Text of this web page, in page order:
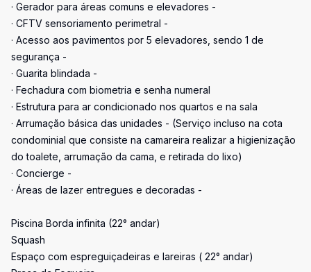
· Gerador para áreas comuns e elevadores -
· CFTV sensoriamento perimetral -
· Acesso aos pavimentos por 5 elevadores, sendo 1 de
segurança -
· Guarita blindada -
· Fechadura com biometria e senha numeral
· Estrutura para ar condicionado nos quartos e na sala
· Arrumação básica das unidades - (Serviço incluso na cota
condominial que consiste na camareira realizar a higienização
do toalete, arrumação da cama, e retirada do lixo)
· Concierge -
· Áreas de lazer entregues e decoradas -
Piscina Borda infinita (22° andar)
Squash
Espaço com espreguiçadeiras e lareiras ( 22° andar)